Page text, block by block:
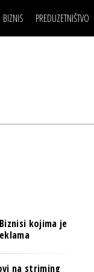
BIZNIS
ESG & ENERGY
PULS REGIONA
NOVO NA RAFU
PREDUZETNIŠTVO
BIZNIS SCENA
NOVO NA RAFU
kojima je
na striming